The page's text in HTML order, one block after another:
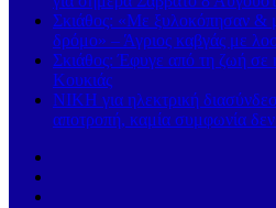
Σκιάθος: «Με ξυλοκόπησαν &
δρόμο» – Άγριος καβγάς με
Σκιάθος: Έφυγε από τη ζωή σε
Κουκιάς
ΝΙΚΗ για ηλεκτρική
αποτροπή, καμία συμφωνία δεν